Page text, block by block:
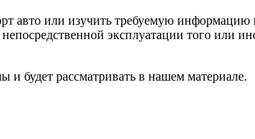
авто или изучить требуемую
эксплуатации того или
и будет рассматривать в нашем материале.